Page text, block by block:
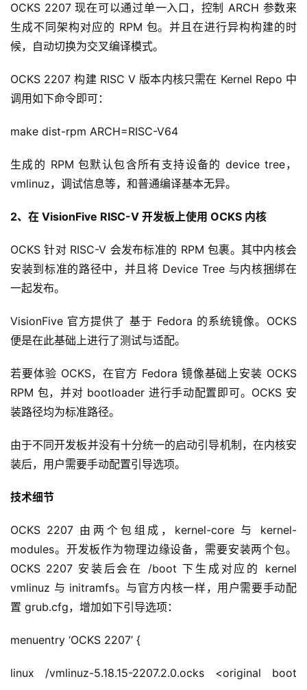
首
页
界
人
智
能
度
OCKS 2207 现在可以通过单一入口，控制 ARCH 参数来
生成不同架构对应的 RPM 包。并且在进行异构构建的时
候，自动切换为交叉编译模式。
OCKS 2207 构建 RISC V 版本内核只需在 Kernel Repo 中
调用如下命令即可：
make dist-rpm ARCH=RISC-V64
生成的 RPM 包默认包含所有支持设备的 device tree，
vmlinuz，调试信息等，和普通编译基本无异。
2、在 VisionFive RISC-V 开发板上使用 OCKS 内核
OCKS 针对 RISC-V 会发布标准的 RPM 包裹。其中内核会
安装到标准的路径中，并且将 Device Tree 与内核捆绑在
一起发布。
VisionFive 官方提供了 基于 Fedora 的系统镜像。OCKS
便是在此基础上进行了测试与适配。
若要体验 OCKS，在官方 Fedora 镜像基础上安装 OCKS
RPM 包，并对 bootloader 进行手动配置即可。OCKS 安
装路径均为标准路径。
由于不同开发板并没有十分统一的启动引导机制，在内核安
装后，用户需要手动配置引导选项。
技术细节
OCKS 2207 由两个包组成，kernel-core 与 kernel-
modules。开发板作为物理边缘设备，需要安装两个包。
OCKS 2207 安装后会在 /boot 下生成对应的 kernel
vmlinuz 与 initramfs。与官方内核一样，用户需要手动配
置 grub.cfg，增加如下引导选项：
menuentry ‘OCKS 2207’ {
linux /vmlinuz-5.18.15-2207.2.0.ocks <original boot